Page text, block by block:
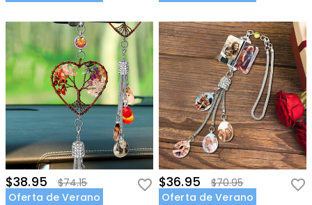
$38.95
$74.15
Oferta de Verano
$36.95
$70.95
Oferta de Verano